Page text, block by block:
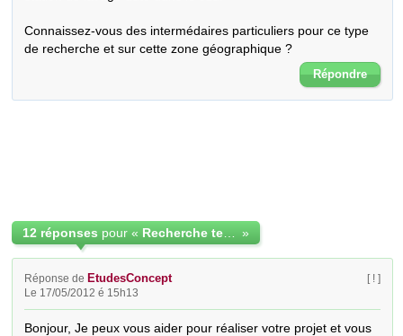
Connaissez-vous des intermédaires particuliers pour ce type
de recherche et sur cette zone géographique ?
Répondre
12 réponses pour « »
Réponse de EtudesConcept
Le 17/05/2012 é 15h13
[ ! ]
Bonjour, Je peux vous aider pour réaliser votre projet et vous